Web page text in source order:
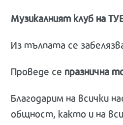
Музикалният клуб на
Из тълпата се
Проведе се празнична
Благодарим на всички
общност, както и на